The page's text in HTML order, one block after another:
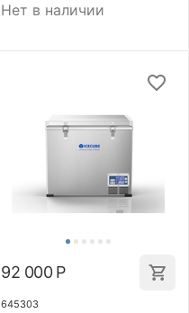
Нет в наличии
92 000 Р
645303